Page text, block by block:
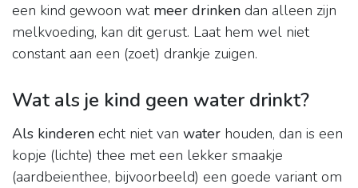
een kind gewoon wat meer drinken dan alleen zijn
melkvoeding, kan dit gerust. Laat hem wel niet
constant aan een (zoet) drankje zuigen.
Wat als je kind geen water drinkt?
Als kinderen echt niet van water houden, dan is een
kopje (lichte) thee met een lekker smaakje
(aardbeienthee, bijvoorbeeld) een goede variant om